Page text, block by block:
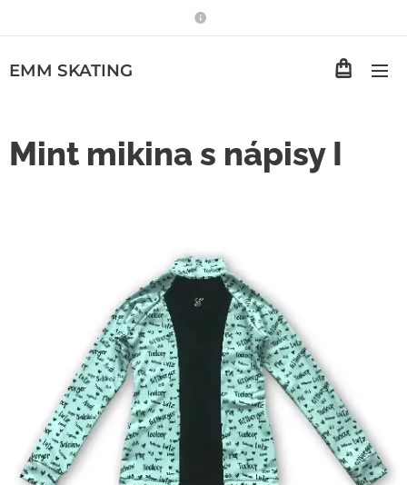
EMM SKATING
Mint mikina s nápisy I